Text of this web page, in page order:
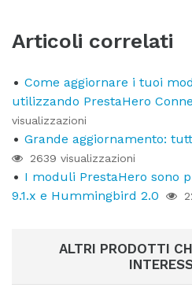
Articoli correlati
Come aggiornare i tuoi
utilizzando PrestaHero
visualizzazioni
Grande aggiornamento:
2639 visualizzazioni
I moduli PrestaHero sono
9.1.x e Hummingbird 2.0
ALTRI PRODOTTI